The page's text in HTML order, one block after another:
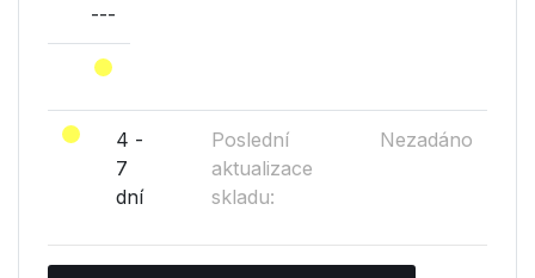
---
4 -
7
dní
Poslední
aktualizace
skladu:
Nezadáno